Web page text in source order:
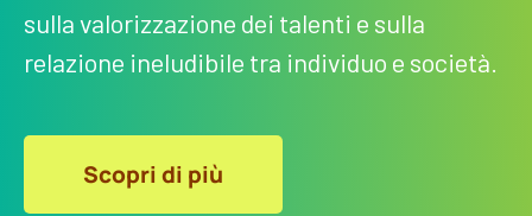
sulla valorizzazione dei talenti e sulla
relazione ineludibile tra individuo e società.
Scopri di più